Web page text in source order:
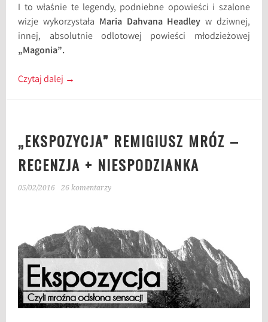
I to właśnie te legendy, podniebne opowieści i szalone
wizje wykorzystała Maria Dahvana Headley w dziwnej,
innej, absolutnie odlotowej powieści młodzieżowej
„Magonia”.
Czytaj dalej →
„EKSPOZYCJA” REMIGIUSZ MRÓZ –
RECENZJA + NIESPODZIANKA
05/02/2016 26 komentarzy